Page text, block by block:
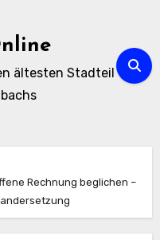
ältesten Stadteil
Rechnung beglichen –